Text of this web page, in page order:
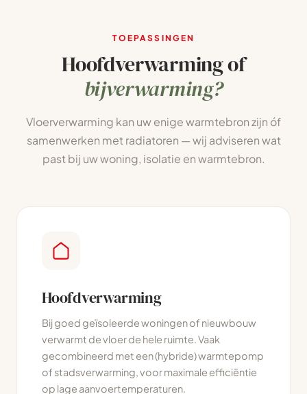
TOEPASSINGEN
Hoofdverwarming of
bijverwarming?
Vloerverwarming kan uw enige warmtebron zijn óf
samenwerken met radiatoren — wij adviseren wat
past bij uw woning, isolatie en warmtebron.
Hoofdverwarming
Bij goed geïsoleerde woningen of nieuwbouw
verwarmt de vloer de hele ruimte. Vaak
gecombineerd met een (hybride) warmtepomp
of stadsverwarming, voor maximale efficiëntie
op lage aanvoertemperaturen.